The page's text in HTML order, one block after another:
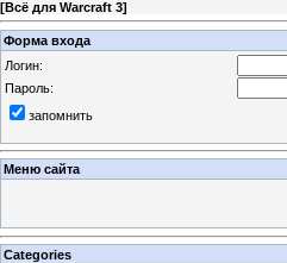
[Всё для Warcraft 3]
Форма входа
Логин:
Пароль:
запомнить
Меню сайта
Categories